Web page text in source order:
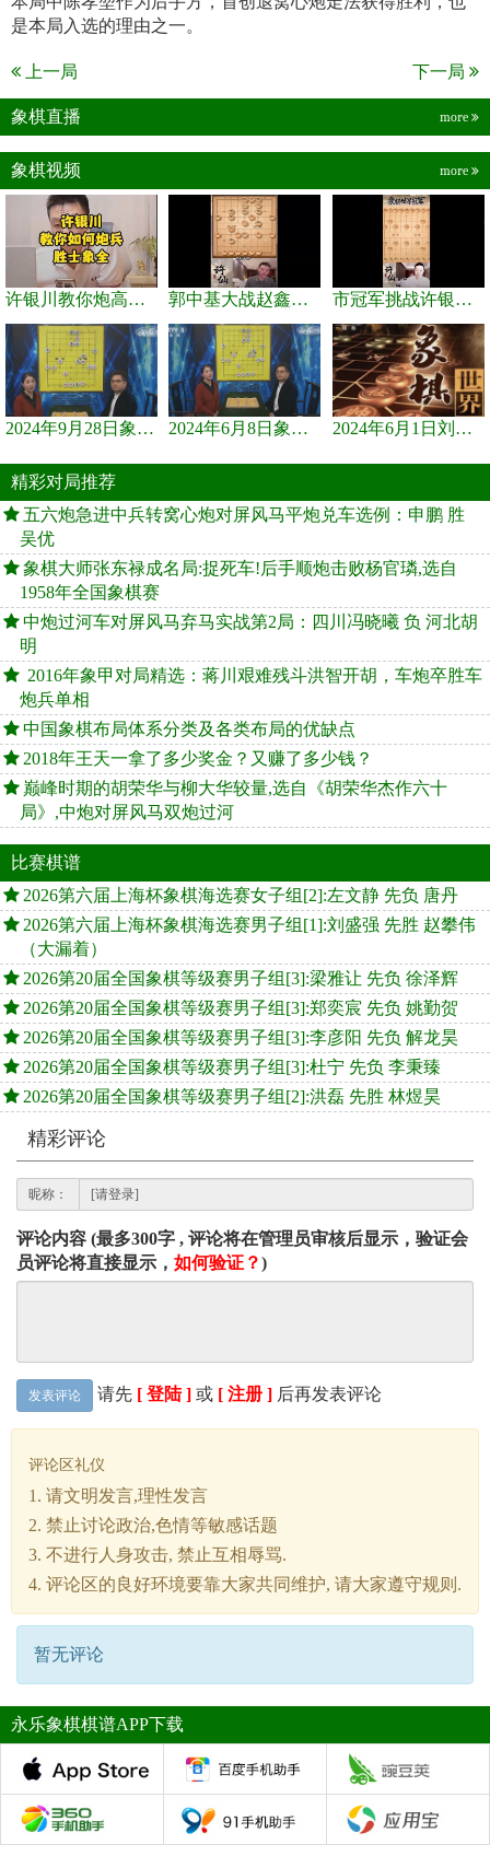
是本局入选的理由之一。
上一局 下一局
象棋直播 more
象棋视频 more
许银川教你炮高兵士象全如何赢士象全，简单四步即可 郭中基大战赵鑫鑫，许银川激情讲解 市冠军挑战许银川，急进中兵变化真激烈！
2024年9月28日象棋世界栏目，刘君、蒋川讲解了第九届杨官璘杯象棋... 2024年6月8日象棋世界，刘君、蒋川讲解了第九届杨官璘杯全国象棋... 2024年6月1日刘君、蒋川讲解第三届上海杯象棋大师赛谢靖与李少庚...
精彩对局推荐
五六炮急进中兵转窝心炮对屏风马平炮兑车选例：申鹏 胜
吴优
象棋大师张东禄成名局:捉死车!后手顺炮击败杨官璘,选自
1958年全国象棋赛
中炮过河车对屏风马弃马实战第2局：四川冯晓曦 负 河北胡
明
2016年象甲对局精选：蒋川艰难残斗洪智开胡，车炮卒胜车
炮兵单相
中国象棋布局体系分类及各类布局的优缺点
2018年王天一拿了多少奖金？又赚了多少钱？
巅峰时期的胡荣华与柳大华较量,选自《胡荣华杰作六十
局》,中炮对屏风马双炮过河
比赛棋谱
2026第六届上海杯象棋海选赛女子组[2]:左文静 先负 唐丹
2026第六届上海杯象棋海选赛男子组[1]:刘盛强 先胜 赵攀伟
（大漏着）
2026第20届全国象棋等级赛男子组[3]:梁雅让 先负 徐泽辉
2026第20届全国象棋等级赛男子组[3]:郑奕宸 先负 姚勤贺
2026第20届全国象棋等级赛男子组[3]:李彦阳 先负 解龙昊
2026第20届全国象棋等级赛男子组[3]:杜宁 先负 李秉臻
2026第20届全国象棋等级赛男子组[2]:洪磊 先胜 林煜昊
精彩评论
昵称：
评论内容 (最多300字 , 评论将在管理员审核后显示，验证会
员评论将直接显示， 如何验证？)
发表评论 请先 [ 登陆 ] 或 [ 注册 ] 后再发表评论
评论区礼仪
1. 请文明发言,理性发言
2. 禁止讨论政治,色情等敏感话题
3. 不进行人身攻击, 禁止互相辱骂.
4. 评论区的良好环境要靠大家共同维护, 请大家遵守规则.
暂无评论
永乐象棋棋谱APP下载